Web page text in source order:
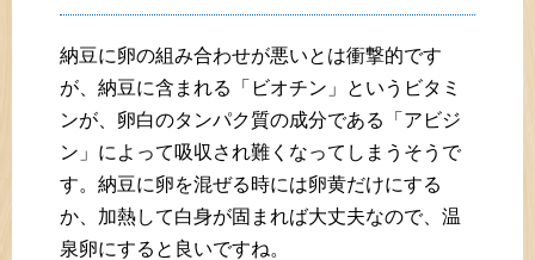
納豆に卵の組み合わせが悪いとは衝撃的です
が、納豆に含まれる「ビオチン」というビタミ
ンが、卵白のタンパク質の成分である「アビジ
ン」によって吸収され難くなってしまうそうで
す。納豆に卵を混ぜる時には卵黄だけにする
か、加熱して白身が固まれば大丈夫なので、温
泉卵にすると良いですね。